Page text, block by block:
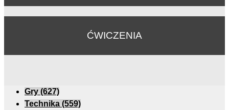
ĆWICZENIA
Gry (627)
Technika (559)